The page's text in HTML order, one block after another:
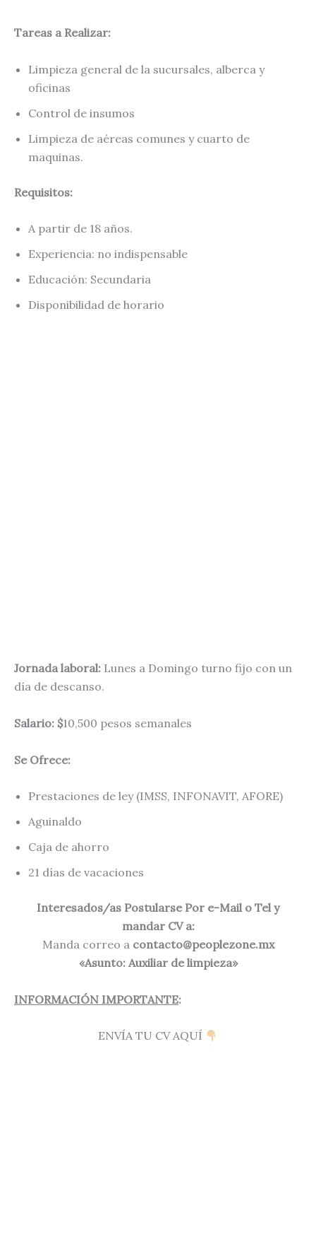
Tareas a Realizar:
Limpieza general de la sucursales, alberca y
oficinas
Control de insumos
Limpieza de aéreas comunes y cuarto de
maquinas.
Requisitos:
A partir de 18 años.
Experiencia: no indispensable
Educación: Secundaria
Disponibilidad de horario
Jornada laboral: Lunes a Domingo turno fijo con un
día de descanso.
Salario: $10,500 pesos semanales
Se Ofrece:
Prestaciones de ley (IMSS, INFONAVIT, AFORE)
Aguinaldo
Caja de ahorro
21 días de vacaciones
Interesados/as Postularse Por e-Mail o Tel y
mandar CV a:
Manda correo a contacto@peoplezone.mx
«Asunto: Auxiliar de limpieza»
INFORMACIÓN IMPORTANTE:
ENVÍA TU CV AQUÍ